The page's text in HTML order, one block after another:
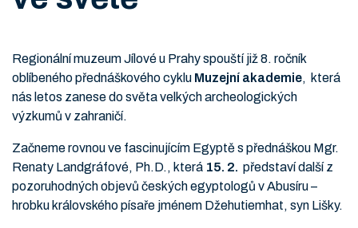
Regionální muzeum Jílové u Prahy spouští již 8. ročník
oblíbeného přednáškového cyklu Muzejní akademie, která
nás letos zanese do světa velkých archeologických
výzkumů v zahraničí.
Začneme rovnou ve fascinujícím Egyptě s přednáškou Mgr.
Renaty Landgráfové, Ph.D., která 15. 2. představí další z
pozoruhodných objevů českých egyptologů v Abusíru –
hrobku královského písaře jménem Džehutiemhat, syn Lišky.